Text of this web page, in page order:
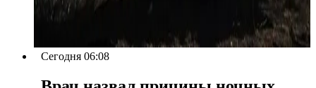
Сегодня 06:08